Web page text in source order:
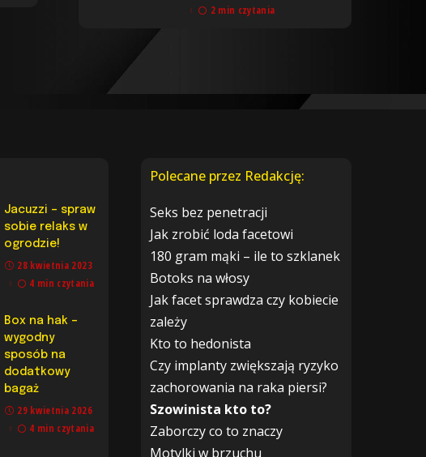
2 min czytania
Jacuzzi – spraw
sobie relaks w
ogrodzie!
28 kwietnia 2023
4 min czytania
Box na hak –
wygodny
sposób na
dodatkowy
bagaż
29 kwietnia 2026
4 min czytania
Polecane przez Redakcję:
Seks bez penetracji
Jak zrobić loda facetowi
180 gram mąki – ile to szklanek
Botoks na włosy
Jak facet sprawdza czy kobiecie
zależy
Kto to hedonista
Czy implanty zwiększają ryzyko
zachorowania na raka piersi?
Szowinista kto to?
Zaborczy co to znaczy
Motylki w brzuchu